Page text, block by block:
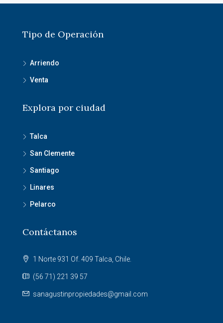
Tipo de Operación
Arriendo
Venta
Explora por ciudad
Talca
San Clemente
Santiago
Linares
Pelarco
Contáctanos
1 Norte 931 Of. 409 Talca, Chile.
(56 71) 221 39 57
sanagustinpropiedades@gmail.com